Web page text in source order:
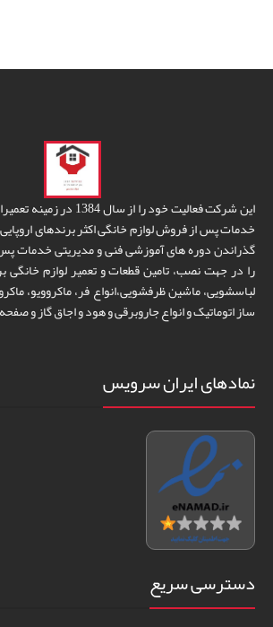
این شرکت فعالیت خود را از
خدمات پس از فروش لوازم خانگی اکثر برندهای اروپایی
گذراندن دوره های آموزشی فنی و مدیریتی خدمات
را در جهت نصب، تامین قطعات و تعمیر لوازم
لباسشویی، ماشین ظرفشویی،انواع فر، ماکروویو،
ساز اتوماتیک و انواع جاروبرقی و هود و اجاق گاز و
نمادهای ایران سرویس
دسترسی سریع